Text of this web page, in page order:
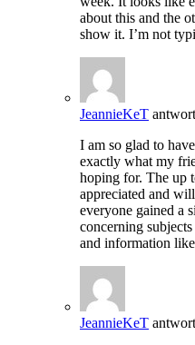
about this and the
show it. I’m not
JeannieKeT
I am so glad to
exactly what my
hoping for. The up
appreciated and
everyone gained a
concerning
and information
JeannieKeT